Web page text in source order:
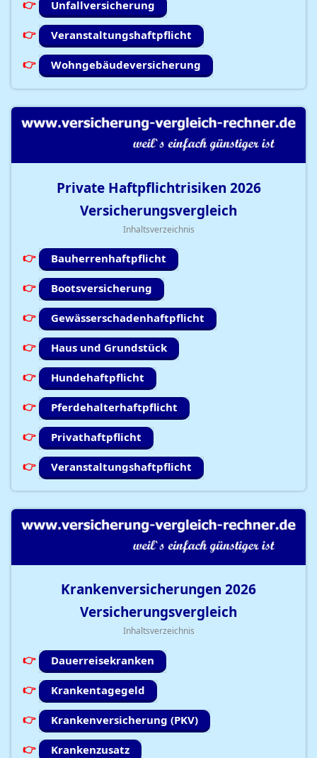
Unfallversicherung
Veranstaltungshaftpflicht
Wohngebäudeversicherung
Private Haftpflichtrisiken 2026
Versicherungsvergleich
Inhaltsverzeichnis
Bauherrenhaftpflicht
Bootsversicherung
Gewässerschadenhaftpflicht
Haus und Grundstück
Hundehaftpflicht
Pferdehalterhaftpflicht
Privathaftpflicht
Veranstaltungshaftpflicht
Krankenversicherungen 2026
Versicherungsvergleich
Inhaltsverzeichnis
Dauerreisekranken
Krankentagegeld
Krankenversicherung (PKV)
Krankenzusatz